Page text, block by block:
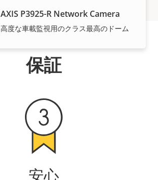
AXIS P3925-R Network Camera
高度な車載監視用のクラス最高のドーム
保証
安心